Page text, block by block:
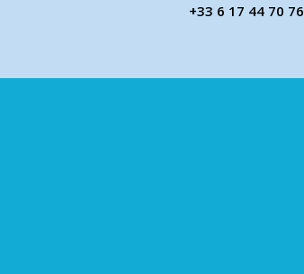
+33 6 17 44 70 76